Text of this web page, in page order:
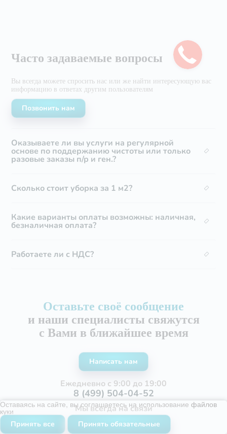
Часто задаваемые вопросы
Вы всегда можете спросить нас или же найти интересующую вас
информацию в ответах другим пользователям
Позвонить нам
Оказываете ли вы услуги на регулярной
основе по поддержанию чистоты или только
разовые заказы п/р и ген.?
Сколько стоит уборка за 1 м2?
Какие варианты оплаты возможны: наличная,
безналичная оплата?
Работаете ли с НДС?
Оставьте своё сообщение
и наши специалисты свяжутся
с Вами в ближайшее время
Написать нам
Ежедневно с 9:00 до 19:00
8 (499) 504-04-52
Мы всегда на связи
info@cleandom.su
Оставаясь на сайте, вы соглашаетесь на использование файлов
куки
Принять все Принять обязательные